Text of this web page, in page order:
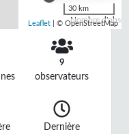
Nombre
30 km
Leaflet | © OpenStreetMap
9
observateurs
Dernière